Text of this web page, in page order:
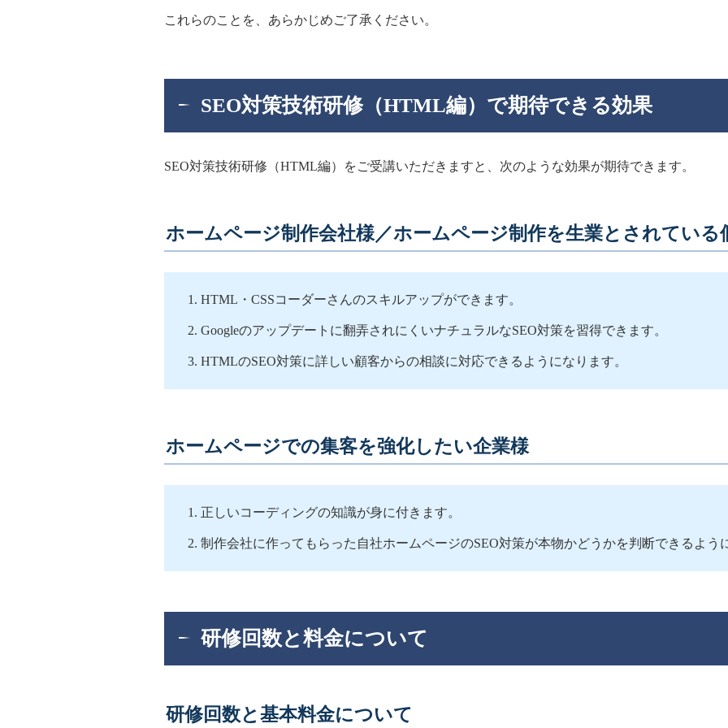
これらのことを、あらかじめご了承ください。
SEO対策技術研修（HTML編）で期待できる効果
SEO対策技術研修（HTML編）をご受講いただきますと、次のような効果が期待できます。
ホームページ制作会社様／ホームページ制作を生業とされている
HTML・CSSコーダーさんのスキルアップができます。
Googleのアップデートに翻弄されにくいナチュラルなSEO対策を習得できます。
HTMLのSEO対策に詳しい顧客からの相談に対応できるようになります。
ホームページでの集客を強化したい企業様
正しいコーディングの知識が身に付きます。
制作会社に作ってもらった自社ホームページのSEO対策が本物かどうかを判断できるよう
研修回数と料金について
研修回数と基本料金について